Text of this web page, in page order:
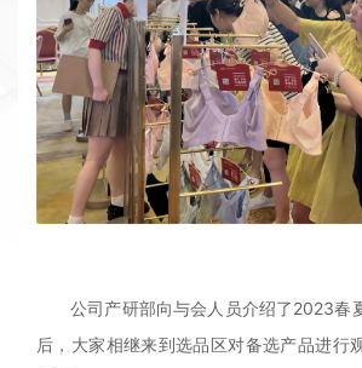
公司产研部向与会人员介绍了2023春
后，大家相继来到选品区对备选产品进行